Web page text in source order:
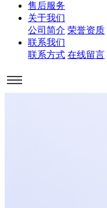
售后服务
关于我们
公司简介 荣誉资质
联系我们
联系方式 在线留言